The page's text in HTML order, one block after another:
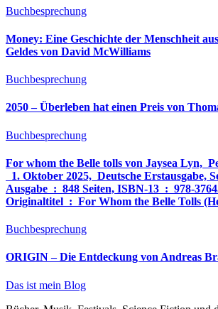
Buchbesprechung
Money: Eine Geschichte der Menschheit
Geldes von David McWilliams
Buchbesprechung
2050 – Überleben hat einen Preis von
Buchbesprechung
For whom the Belle tolls von Jaysea Lyn,
1. Oktober 2025, ‎ Deutsche Erstausgabe,
Ausgabe ‏ : ‎ 848 Seiten, ISBN-13 ‏ : ‎ 978-3764533694,
Originaltitel ‏ : ‎ For Whom the Belle Tolls
Buchbesprechung
ORIGIN – Die Entdeckung von Andreas
Das ist mein Blog